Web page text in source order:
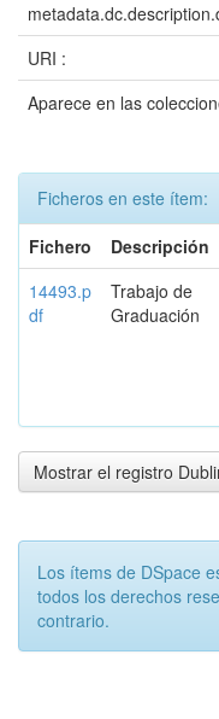
URI :
Aparece en las
Ficheros en este ítem:
Fichero
Descripción
14493.p
df
Trabajo de
Graduación
Mostrar el registro
Los ítems de DSpace
todos los derechos
contrario.